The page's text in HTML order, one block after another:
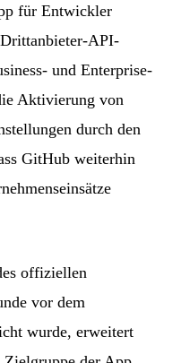
für Entwickler
API-
und Enterprise-
Aktivierung von
durch den
GitHub weiterhin
offiziellen
vor dem
wurde, erweitert